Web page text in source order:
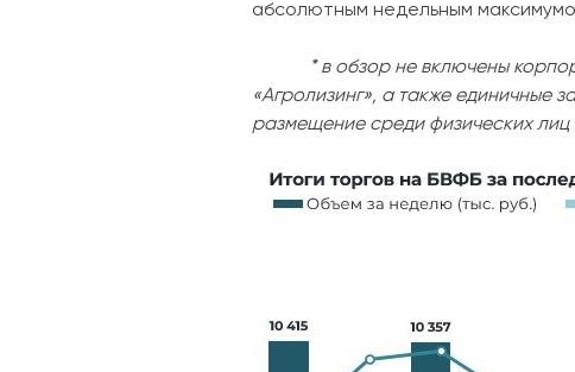
абсолютным недельным
* в обзор не включены
«Агролизинг», а также единичные
размещение среди физических лиц